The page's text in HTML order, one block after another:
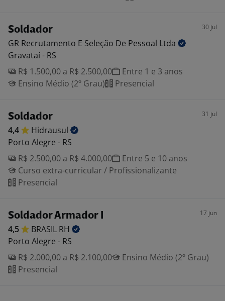
Soldador 30 jul
GR Recrutamento E Seleção De Pessoal Ltda
Gravataí - RS
R$ 1.500,00 a R$ 2.500,00
Entre 1 e 3 anos
Ensino Médio (2º Grau)
Presencial
Soldador 31 jul
4,4
Hidrausul
Porto Alegre - RS
R$ 2.500,00 a R$ 4.000,00
Entre 5 e 10 anos
Curso extra-curricular / Profissionalizante
Presencial
Soldador Armador I 17 jun
4,5 BRASIL RH
Porto Alegre - RS
R$ 2.000,00 a R$ 2.100,00
Ensino Médio (2º Grau)
Presencial